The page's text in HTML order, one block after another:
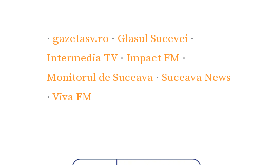
· gazetasv.ro · Glasul Sucevei ·
Intermedia TV· Impact FM ·
Monitorul de Suceava · Suceava News
·Viva FM